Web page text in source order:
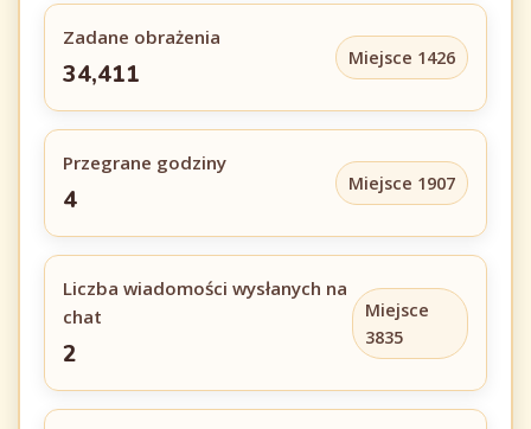
Zadane obrażenia
34,411
Miejsce 1426
Przegrane godziny
4
Miejsce 1907
Liczba wiadomości wysłanych na
chat
2
Miejsce
3835